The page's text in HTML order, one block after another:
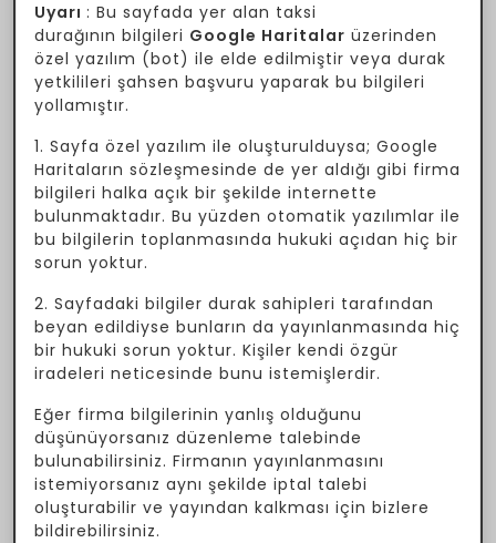
Uyarı : Bu sayfada yer alan taksi
durağının bilgileri Google Haritalar üzerinden
özel yazılım (bot) ile elde edilmiştir veya durak
yetkilileri şahsen başvuru yaparak bu bilgileri
yollamıştır.
1. Sayfa özel yazılım ile oluşturulduysa; Google
Haritaların sözleşmesinde de yer aldığı gibi firma
bilgileri halka açık bir şekilde internette
bulunmaktadır. Bu yüzden otomatik yazılımlar ile
bu bilgilerin toplanmasında hukuki açıdan hiç bir
sorun yoktur.
2. Sayfadaki bilgiler durak sahipleri tarafından
beyan edildiyse bunların da yayınlanmasında hiç
bir hukuki sorun yoktur. Kişiler kendi özgür
iradeleri neticesinde bunu istemişlerdir.
Eğer firma bilgilerinin yanlış olduğunu
düşünüyorsanız düzenleme talebinde
bulunabilirsiniz. Firmanın yayınlanmasını
istemiyorsanız aynı şekilde iptal talebi
oluşturabilir ve yayından kalkması için bizlere
bildirebilirsiniz.